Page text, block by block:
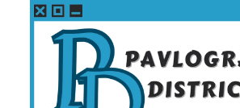
Перейти